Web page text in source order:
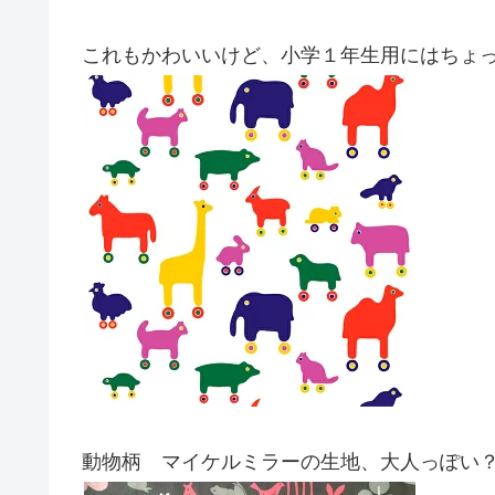
これもかわいいけど、小学１年生用にはちょ
動物柄 マイケルミラーの生地、大人っぽい？